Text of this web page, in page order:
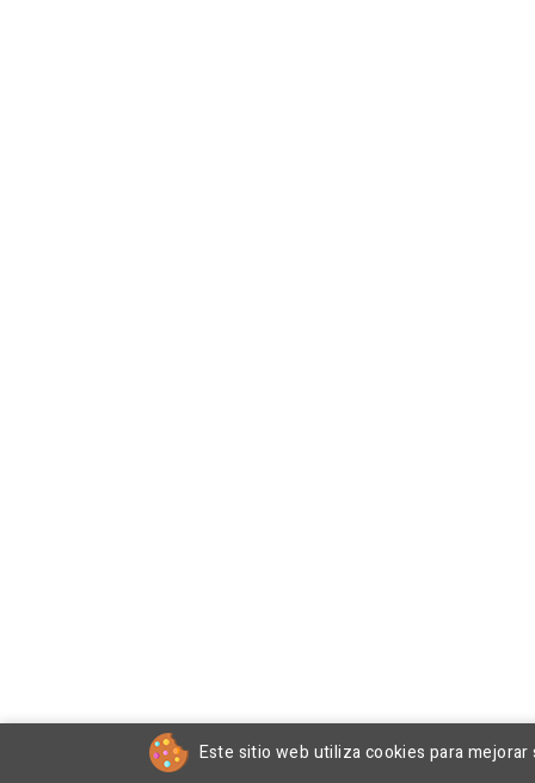
Este sitio web utiliza cookies para